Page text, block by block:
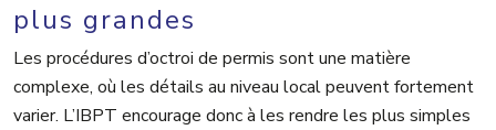
plus grandes
Les procédures d’octroi de permis sont une matière
complexe, où les détails au niveau local peuvent fortement
varier. L’IBPT encourage donc à les rendre les plus simples